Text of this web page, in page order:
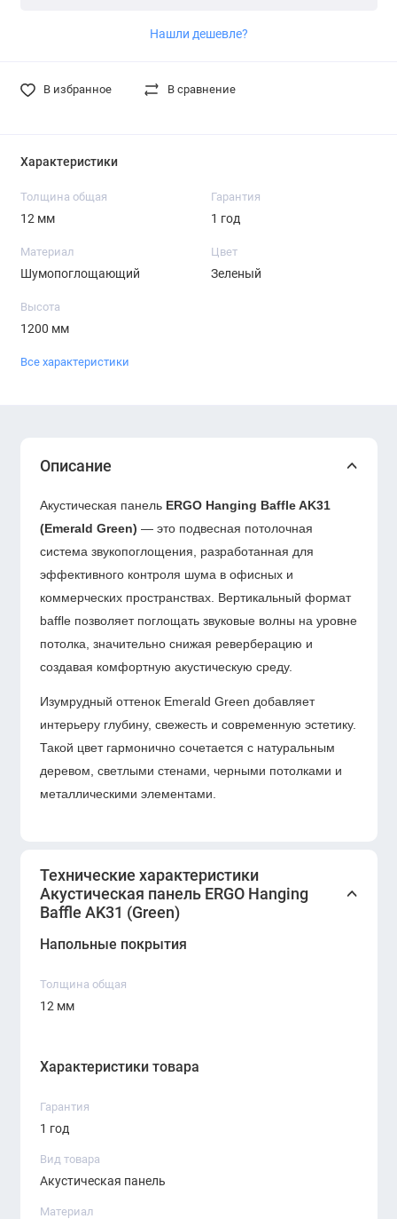
Нашли дешевле?
В избранное В сравнение
Характеристики
Толщина общая
12 мм
Гарантия
1 год
Материал
Шумопоглощающий
Цвет
Зеленый
Высота
1200 мм
Все характеристики
Описание
Акустическая панель ERGO Hanging Baffle AK31
(Emerald Green) — это подвесная потолочная
система звукопоглощения, разработанная для
эффективного контроля шума в офисных и
коммерческих пространствах. Вертикальный формат
baffle позволяет поглощать звуковые волны на уровне
потолка, значительно снижая реверберацию и
создавая комфортную акустическую среду.
Изумрудный оттенок Emerald Green добавляет
интерьеру глубину, свежесть и современную эстетику.
Такой цвет гармонично сочетается с натуральным
деревом, светлыми стенами, черными потолками и
металлическими элементами.
Технические характеристики
Акустическая панель ERGO Hanging
Baffle AK31 (Green)
Напольные покрытия
Толщина общая
12 мм
Характеристики товара
Гарантия
1 год
Вид товара
Акустическая панель
Материал